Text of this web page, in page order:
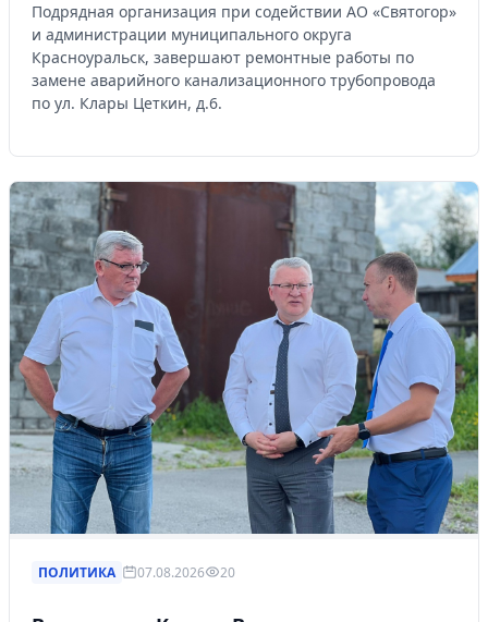
Подрядная организация при содействии АО «Святогор»
и администрации муниципального округа
Красноуральск, завершают ремонтные работы по
замене аварийного канализационного трубопровода
по ул. Клары Цеткин, д.6.
ПОЛИТИКА 07.08.2026 20